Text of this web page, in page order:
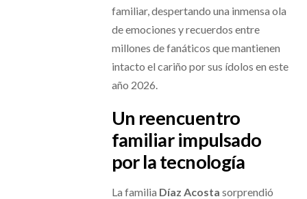
familiar, despertando una inmensa ola
de emociones y recuerdos entre
millones de fanáticos que mantienen
intacto el cariño por sus ídolos en este
año 2026.
Un reencuentro
familiar impulsado
por la tecnología
La familia Díaz Acosta sorprendió